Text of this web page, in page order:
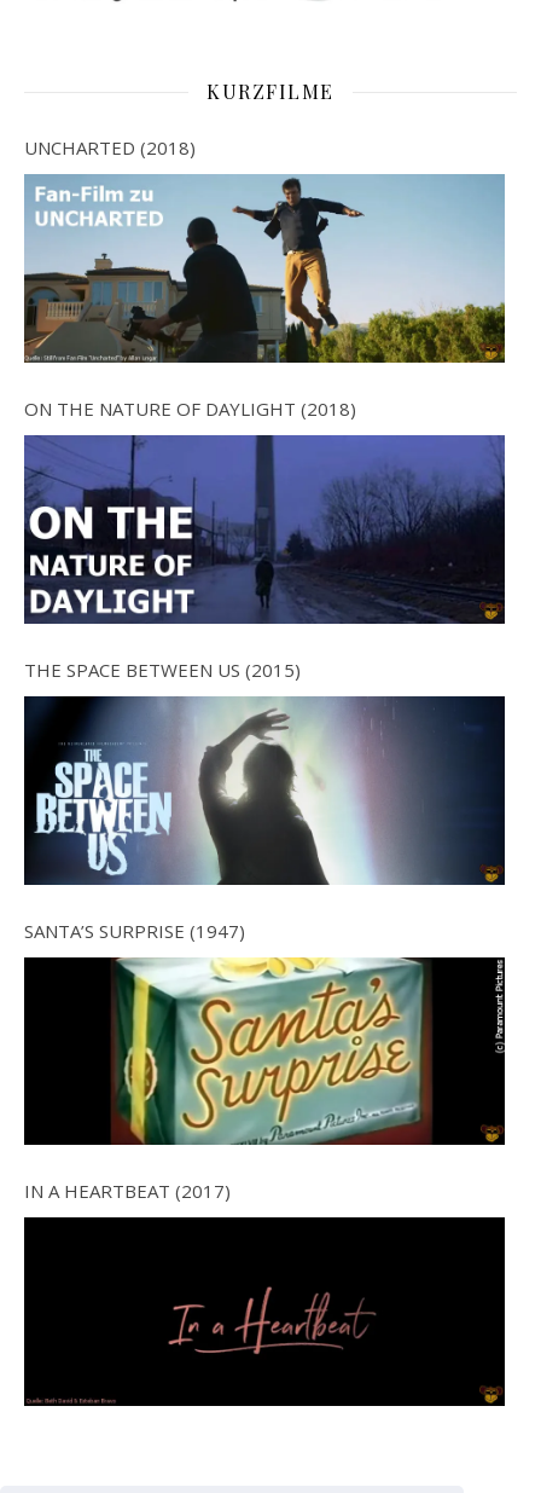
KURZFILME
UNCHARTED (2018)
ON THE NATURE OF DAYLIGHT (2018)
THE SPACE BETWEEN US (2015)
SANTA’S SURPRISE (1947)
IN A HEARTBEAT (2017)